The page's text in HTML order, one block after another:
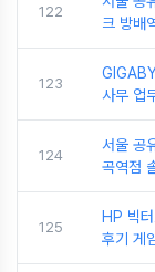
122
크 방배
123
사무 업
124
서울 공
곡역점
125
HP 빅
후기 게